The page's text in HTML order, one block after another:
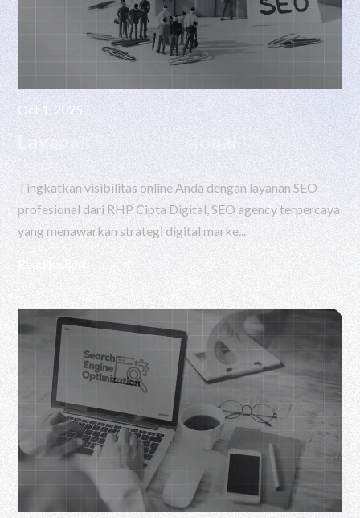
Oct 1, 2025
Layanan SEO Profesional
Tingkatkan visibilitas online Anda dengan layanan SEO
profesional dari RHP Cipta Digital, SEO agency terpercaya
yang menawarkan strategi digital marke...